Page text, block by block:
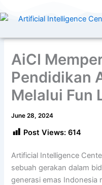
to
AiCI
Pendidikan
Melalui Fun
June 28, 2024
Post Views: 614
Artificial Intelligence
sebuah gerakan dalam
generasi emas Indonesia